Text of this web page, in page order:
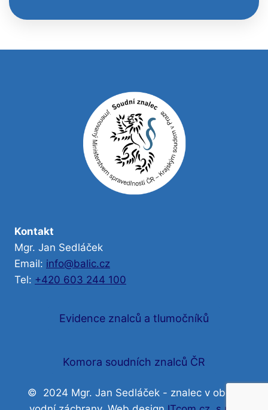
Kontakt
Mgr. Jan Sedláček
Email: info@balic.cz
Tel: +420 603 244 100
Evidence znalců a tlumočníků
Komora soudních znalců ČR
© 2024 Mgr. Jan Sedláček - znalec v oboru